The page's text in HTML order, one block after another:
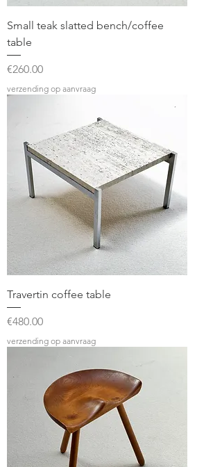
Small teak slatted bench/coffee
table
Price
€260.00
verzending op aanvraag
Travertin coffee table
Price
€480.00
verzending op aanvraag